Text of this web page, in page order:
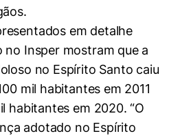
em detalhe
no Insper mostram que a
no Espírito Santo caiu
mil habitantes em 2011
habitantes em 2020. “O
adotado no Espírito